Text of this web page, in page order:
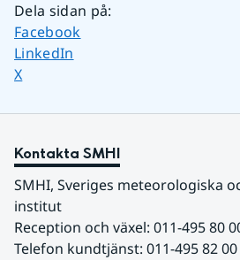
Dela sidan på:
Dela sidan på
Facebook
Dela sidan på
LinkedIn
Dela sidan på
X
Kontakta SMHI
SMHI, Sveriges meteorologiska
institut
Reception och växel: 011-495 80
Telefon kundtjänst: 011-495 82 00